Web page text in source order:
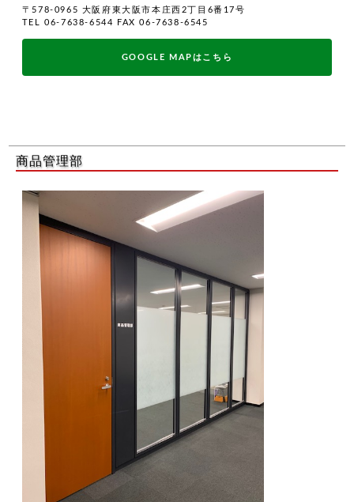
〒578-0965 大阪府東大阪市本庄西2丁目6番17号
TEL 06-7638-6544 FAX 06-7638-6545
GOOGLE MAPはこちら
商品管理部